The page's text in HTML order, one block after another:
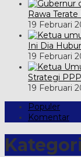
Rawa
19 Februari
Ini Dia
19 Februari
Strategi
19 Februari
Populer
Komentar